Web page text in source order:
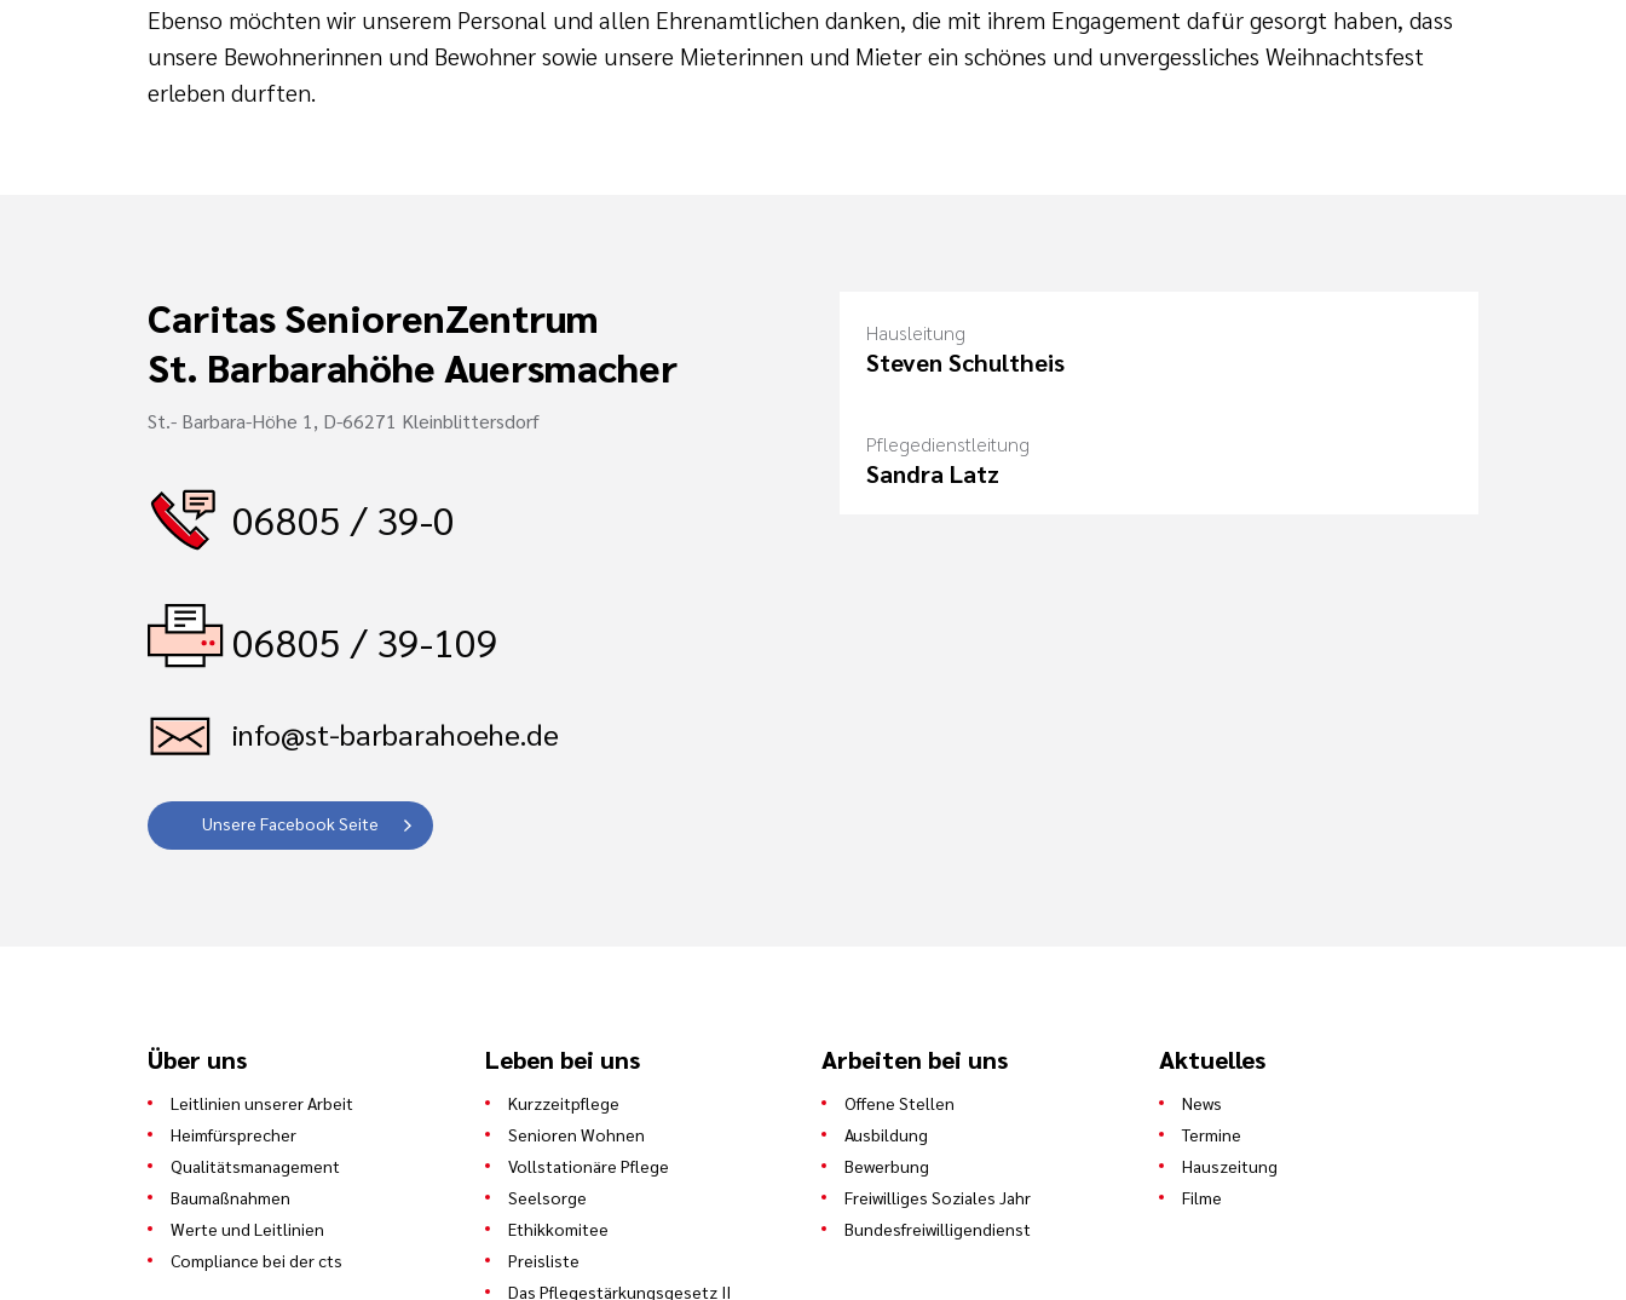
Ebenso möchten wir unserem Personal und allen Ehrenamtlichen danken, die mit ihrem Engagement dafür gesorgt haben, dass
unsere Bewohnerinnen und Bewohner sowie unsere Mieterinnen und Mieter ein schönes und unvergessliches Weihnachtsfest
erleben durften.
Caritas SeniorenZentrum
St. Barbarahöhe Auersmacher
St.- Barbara-Höhe 1, D-66271 Kleinblittersdorf
06805 / 39-0
06805 / 39-109
info@st-barbarahoehe.de
Unsere Facebook Seite
Hausleitung
Steven Schultheis
Pflegedienstleitung
Sandra Latz
Über uns
Leitlinien unserer Arbeit
Heimfürsprecher
Qualitätsmanagement
Baumaßnahmen
Werte und Leitlinien
Compliance bei der cts
Leben bei uns
Kurzzeitpflege
Senioren Wohnen
Vollstationäre Pflege
Seelsorge
Ethikkomitee
Preisliste
Das Pflegestärkungsgesetz II
Arbeiten bei uns
Offene Stellen
Ausbildung
Bewerbung
Freiwilliges Soziales Jahr
Bundesfreiwilligendienst
Aktuelles
News
Termine
Hauszeitung
Filme